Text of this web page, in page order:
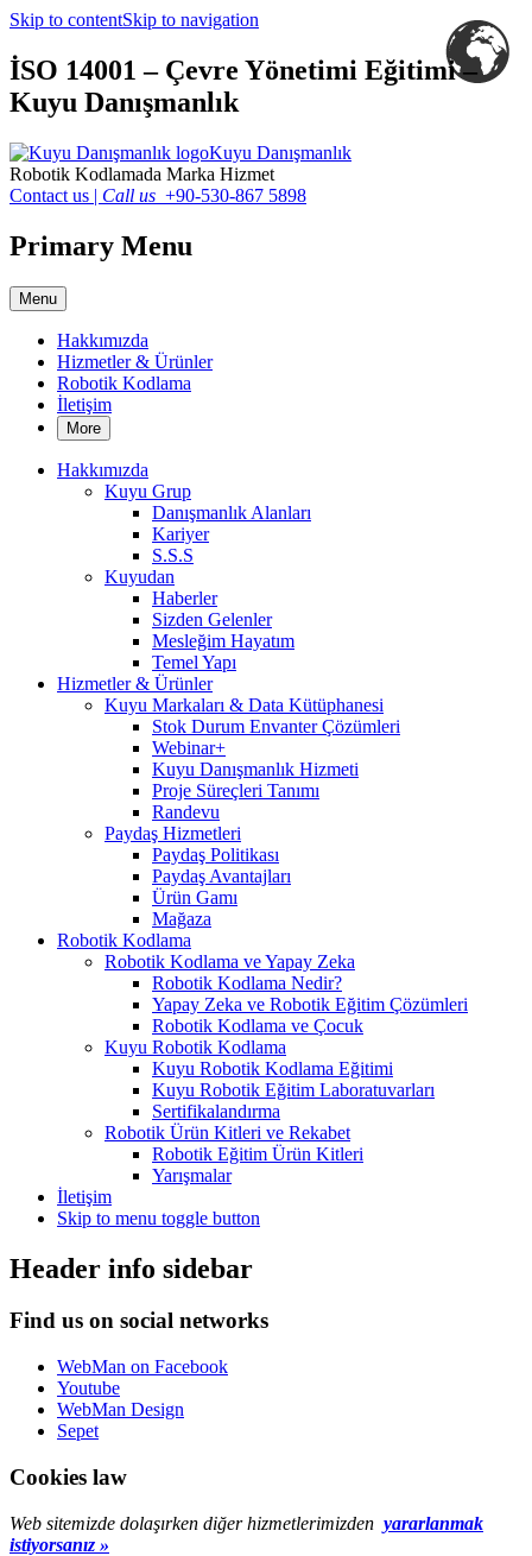
Skip to contentSkip to navigation
İSO 14001 – Çevre Yönetimi Eğitimi –
Kuyu Danışmanlık
Kuyu Danışmanlık
Robotik Kodlamada Marka Hizmet
Contact us | Call us +90-530-867 5898
Primary Menu
Menu
Hakkımızda
Hizmetler & Ürünler
Robotik Kodlama
İletişim
More
Hakkımızda
Kuyu Grup
Danışmanlık Alanları
Kariyer
S.S.S
Kuyudan
Haberler
Sizden Gelenler
Mesleğim Hayatım
Temel Yapı
Hizmetler & Ürünler
Kuyu Markaları & Data Kütüphanesi
Stok Durum Envanter Çözümleri
Webinar+
Kuyu Danışmanlık Hizmeti
Proje Süreçleri Tanımı
Randevu
Paydaş Hizmetleri
Paydaş Politikası
Paydaş Avantajları
Ürün Gamı
Mağaza
Robotik Kodlama
Robotik Kodlama ve Yapay Zeka
Robotik Kodlama Nedir?
Yapay Zeka ve Robotik Eğitim Çözümleri
Robotik Kodlama ve Çocuk
Kuyu Robotik Kodlama
Kuyu Robotik Kodlama Eğitimi
Kuyu Robotik Eğitim Laboratuvarları
Sertifikalandırma
Robotik Ürün Kitleri ve Rekabet
Robotik Eğitim Ürün Kitleri
Yarışmalar
İletişim
Skip to menu toggle button
Header info sidebar
Find us on social networks
WebMan on Facebook
Youtube
WebMan Design
Sepet
Cookies law
Web sitemizde dolaşırken diğer hizmetlerimizden yararlanmak
istiyorsanız »